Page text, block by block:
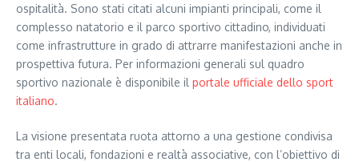
ospitalità. Sono stati citati alcuni impianti principali, come il
complesso natatorio e il parco sportivo cittadino, individuati
come infrastrutture in grado di attrarre manifestazioni anche in
prospettiva futura. Per informazioni generali sul quadro
sportivo nazionale è disponibile il portale ufficiale dello sport
italiano.
La visione presentata ruota attorno a una gestione condivisa
tra enti locali, fondazioni e realtà associative, con l’obiettivo di